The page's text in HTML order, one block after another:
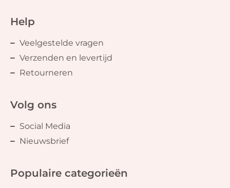
Help
Veelgestelde vragen
Verzenden en levertijd
Retourneren
Volg ons
Social Media
Nieuwsbrief
Populaire categorieën